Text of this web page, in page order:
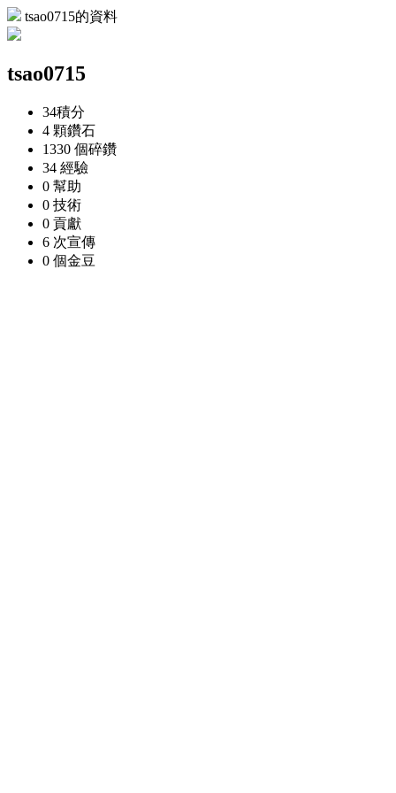
tsao0715的資料
tsao0715
34積分
4 顆鑽石
1330 個碎鑽
34 經驗
0 幫助
0 技術
0 貢獻
6 次宣傳
0 個金豆